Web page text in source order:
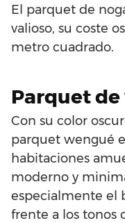
El parquet de
valioso, su coste
metro cuadrado.
Parquet
Con su color
parquet wengué
habitaciones
moderno y
especialmente el
frente a los tonos